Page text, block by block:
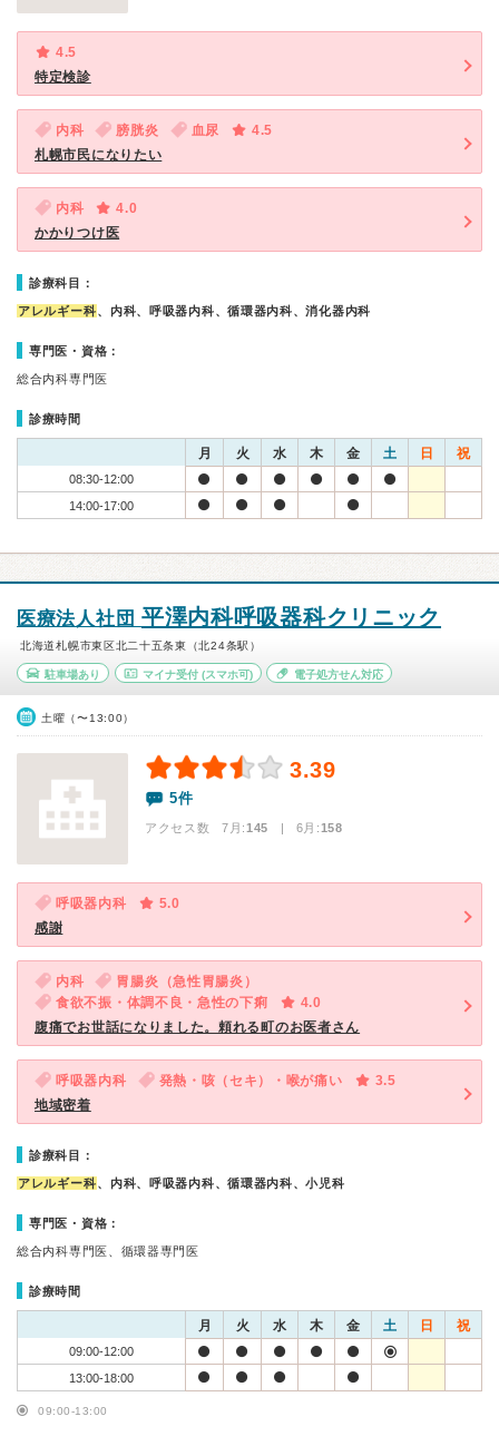
4.5
特定検診
内科 膀胱炎 血尿
4.5
札幌市民になりたい
内科
4.0
かかりつけ医
診療科目：
アレルギー科、内科、呼吸器内科、循環器内科、消化器内科
専門医・資格：
総合内科専門医
診療時間
月 火 水 木 金 土 日 祝
08:30-12:00
14:00-17:00
医療法人社団 平澤内科呼吸器科クリニック
北海道札幌市東区北二十五条東（北24条駅）
駐車場あり マイナ受付(スマホ可) 電子処方せん対応
土曜（〜13:00）
3.39
5件
アクセス数 7月:145 | 6月:158
呼吸器内科
5.0
感謝
内科
胃腸炎（急性胃腸炎）
食欲不振・体調不良・急性の下痢
4.0
腹痛でお世話になりました。頼れる町のお医者さん
呼吸器内科 発熱・咳（セキ）・喉が痛い
3.5
地域密着
診療科目：
アレルギー科、内科、呼吸器内科、循環器内科、小児科
専門医・資格：
総合内科専門医、循環器専門医
診療時間
月 火 水 木 金 土 日 祝
09:00-12:00
13:00-18:00
09:00-13:00